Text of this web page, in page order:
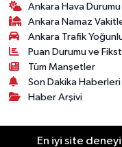
Ankara Hava Durumu
Ankara Namaz
Ankara Trafik
Puan Durumu ve
Tüm Manşetler
Son Dakika Haberleri
Haber Arşivi
Künye Ekonomi
En iyi site